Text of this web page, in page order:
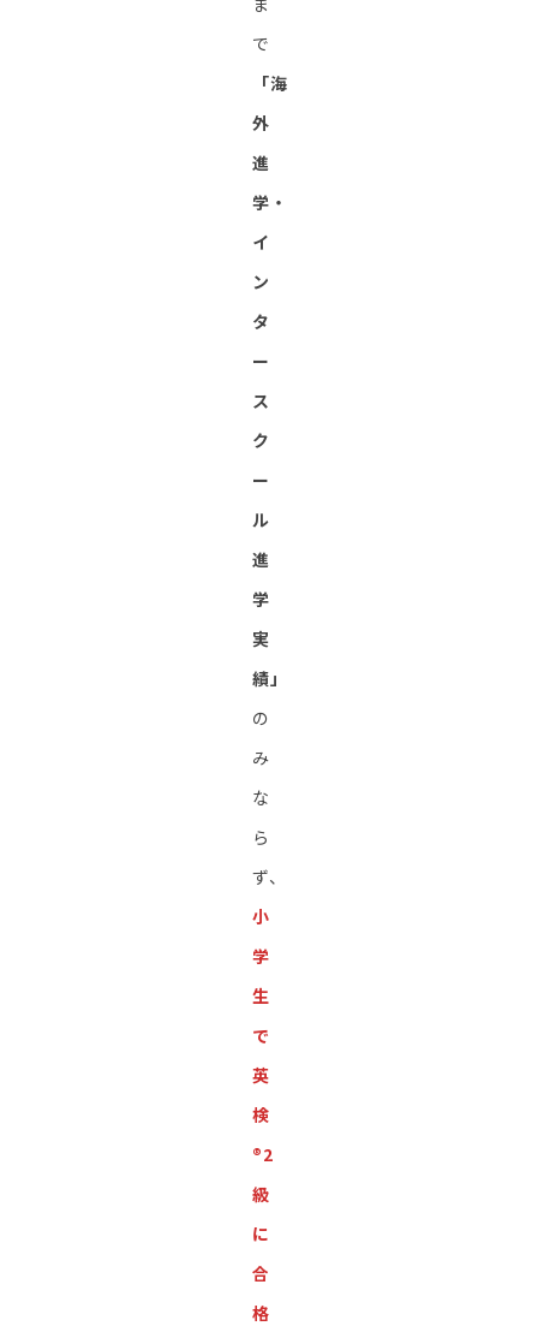
で
「海
外
進
学・
イ
ン
タ
ー
ス
ク
ー
ル
進
学
実
績」
の
み
な
ら
ず、
小
学
生
で
英
検
®︎2
級
に
合
格